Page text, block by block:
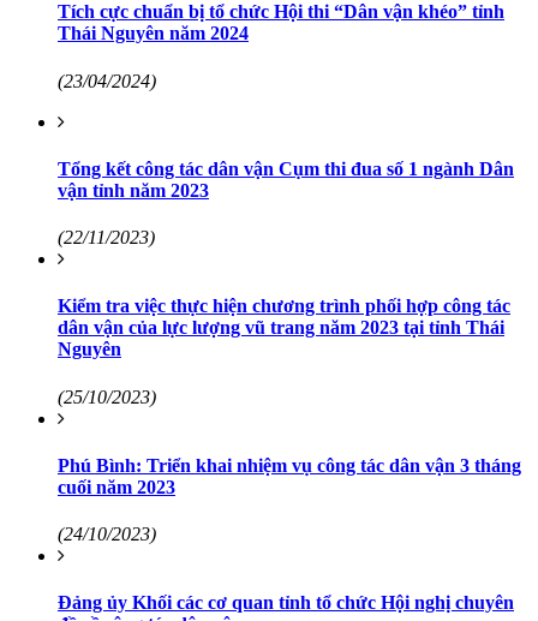
Tích cực chuẩn bị tổ chức Hội thi “Dân vận khéo” tỉnh
Thái Nguyên năm 2024
(23/04/2024)
Tổng kết công tác dân vận Cụm thi đua số 1 ngành Dân
vận tỉnh năm 2023
(22/11/2023)
Kiểm tra việc thực hiện chương trình phối hợp công tác
dân vận của lực lượng vũ trang năm 2023 tại tỉnh Thái
Nguyên
(25/10/2023)
Phú Bình: Triển khai nhiệm vụ công tác dân vận 3 tháng
cuối năm 2023
(24/10/2023)
Đảng ủy Khối các cơ quan tỉnh tổ chức Hội nghị chuyên